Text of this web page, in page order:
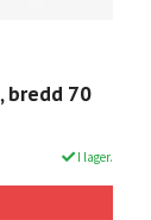
bredd 70
I lager.